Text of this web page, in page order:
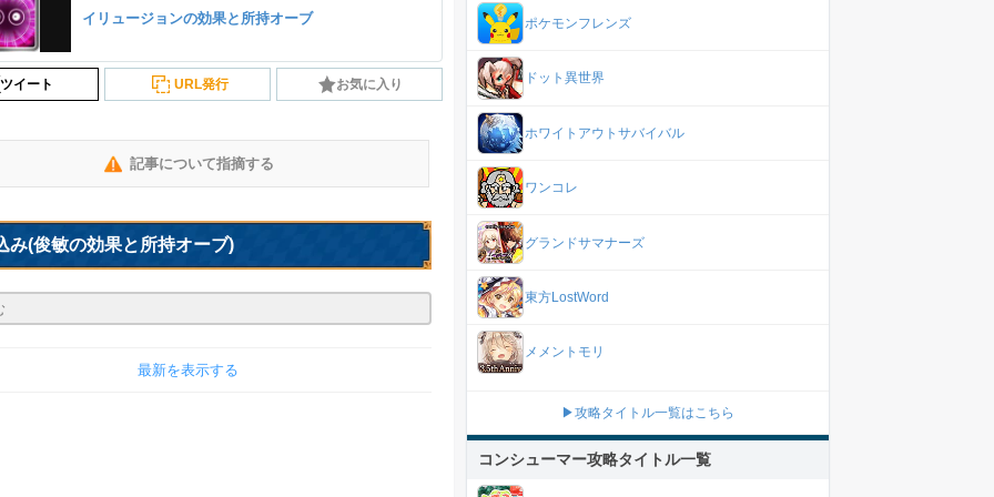
イリュージョンの効果と所持オーブ
ツイート URL発行 お気に入り
記事について指摘する
み(俊敏の効果と所持オーブ)
最新を表示する
ポケモンフレンズ
ドット異世界
ホワイトアウトサバイバル
ワンコレ
グランドサマナーズ
東方LostWord
メメントモリ
▶攻略タイトル一覧はこちら
コンシューマー攻略タイトル一覧